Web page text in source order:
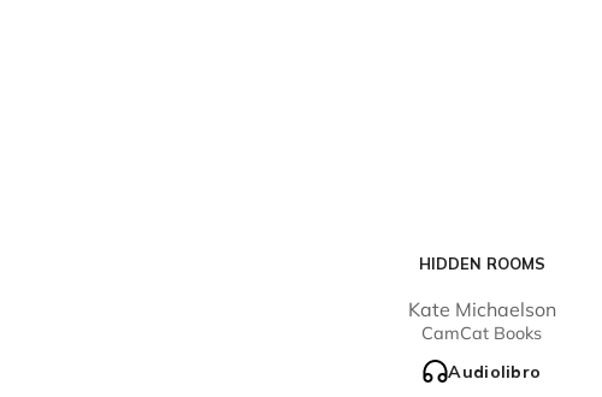
HIDDEN ROOMS
Kate Michaelson
CamCat Books
Audiolibro